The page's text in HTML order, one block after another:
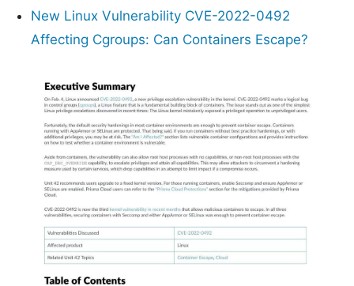
New Linux Vulnerability CVE-2022-0492
Affecting Cgroups: Can Containers Escape?